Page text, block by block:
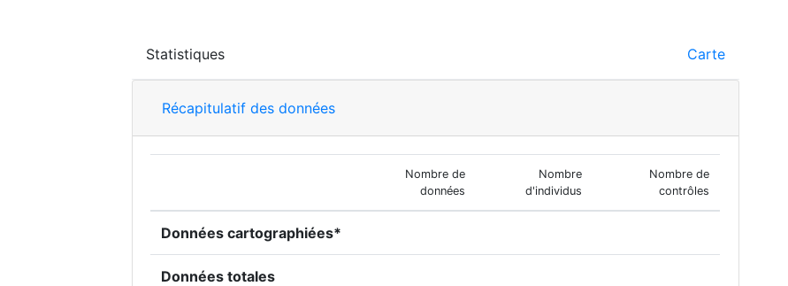
Statistiques Carte
Récapitulatif des données
Nombre de
données
Nombre
d'individus
Nombre de
contrôles
Données cartographiées*
Données totales